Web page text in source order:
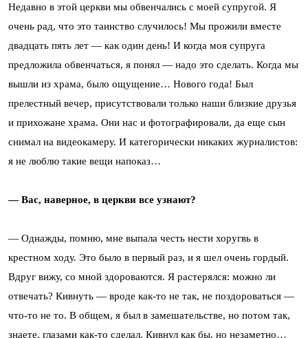
Недавно в этой церкви мы обвенчались с моей супругой. Я
очень рад, что это таинство случилось! Мы прожили вместе
двадцать пять лет — как один день! И когда моя супруга
предложила обвенчаться, я понял — надо это сделать. Когда мы
вышли из храма, было ощущение… Нового года! Был
прелестный вечер, присутствовали только наши близкие друзья
и прихожане храма. Они нас и фотографировали, да еще сын
снимал на видеокамеру. И категорически никаких журналистов:
я не люблю такие вещи напоказ…
— Вас, наверное, в церкви все узнают?
— Однажды, помню, мне выпала честь нести хоругвь в
крестном ходу. Это было в первый раз, и я шел очень гордый.
Вдруг вижу, со мной здороваются. Я растерялся: можно ли
отвечать? Кивнуть — вроде как-то не так, не поздороваться —
что-то не то. В общем, я был в замешательстве, но потом так,
знаете, глазами как-то сделал. Кивнул как бы, но незаметно…